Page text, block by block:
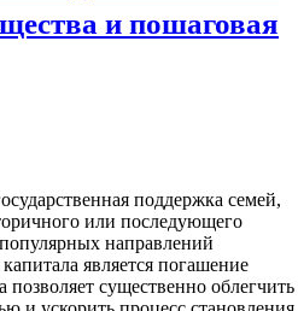
и пошаговая
поддержка семей,
или последующего
направлений
является погашение
позволяет существенно облегчить